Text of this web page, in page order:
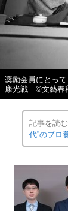
奨励会員にとっ
康光戦 ©︎文藝春
記事を読む
代”のプロ